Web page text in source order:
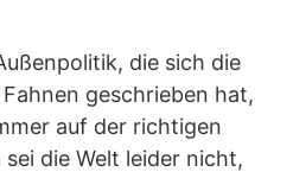
die sich die
geschrieben hat,
auf der richtigen
die Welt leider nicht,